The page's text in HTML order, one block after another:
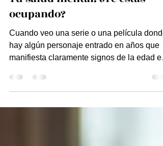
Tu salud mental. ¿Te estás
ocupando?
Cuando veo una serie o una película donde
hay algún personaje entrado en años que
manifiesta claramente signos de la edad en